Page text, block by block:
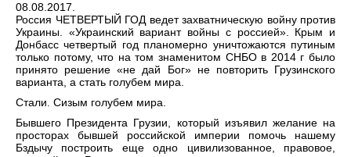
08.08.2017.
Россия ЧЕТВЕРТЫЙ ГОД ведет захватническую войну против
Украины. «Украинский вариант войны с россией». Крым и
Донбасс четвертый год планомерно уничтожаются путиным
только потому, что на том знаменитом СНБО в 2014 г было
принято решение «не дай Бог» не повторить Грузинского
варианта, а стать голубем мира.
Стали. Сизым голубем мира.
Бывшего Президента Грузии, который изъявил желание на
просторах бывшей российской империи помочь нашему
Бздычу построить еще одно цивилизованное, правовое,